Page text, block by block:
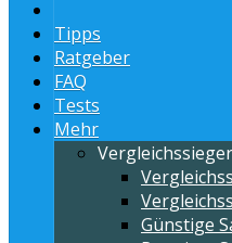
Tipps
Ratgeber
FAQ
Tests
Mehr
Vergleichssieger
Günstige